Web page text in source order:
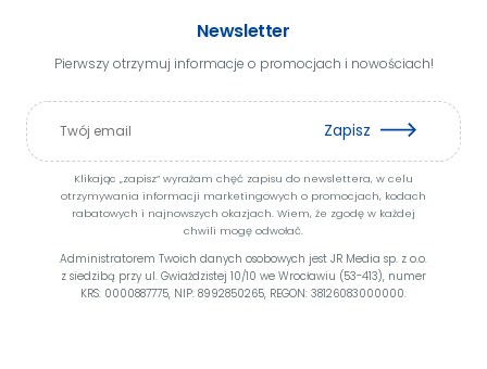
Newsletter
Pierwszy otrzymuj informacje o promocjach i nowościach!
Zapisz
Klikając „zapisz” wyrażam chęć zapisu do newslettera, w celu
otrzymywania informacji marketingowych o promocjach, kodach
rabatowych i najnowszych okazjach. Wiem, że zgodę w każdej
chwili mogę odwołać.
Administratorem Twoich danych osobowych jest JR Media sp. z o.o.
z siedzibą przy ul. Gwiaździstej 10/10 we Wrocławiu (53-413), numer
KRS: 0000887775, NIP: 8992850265, REGON: 38126083000000.